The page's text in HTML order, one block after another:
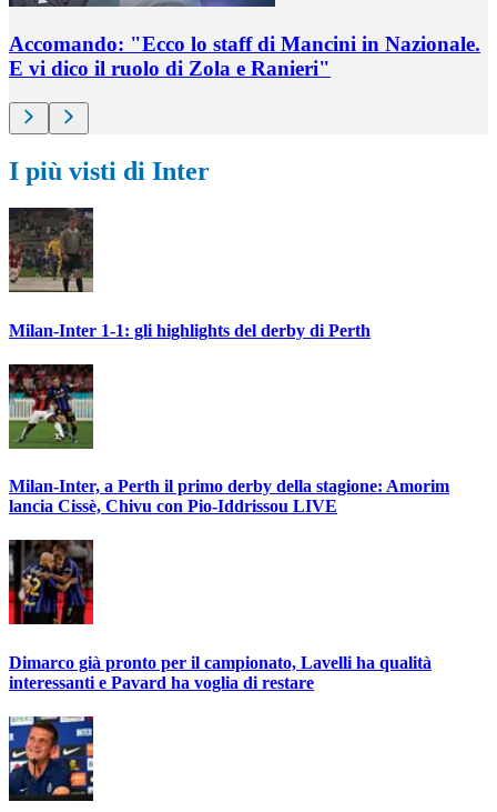
Accomando: "Ecco lo staff di Mancini in Nazionale.
E vi dico il ruolo di Zola e Ranieri"
I più visti di Inter
Milan-Inter 1-1: gli highlights del derby di Perth
Milan-Inter, a Perth il primo derby della stagione: Amorim
lancia Cissè, Chivu con Pio-Iddrissou LIVE
Dimarco già pronto per il campionato, Lavelli ha qualità
interessanti e Pavard ha voglia di restare